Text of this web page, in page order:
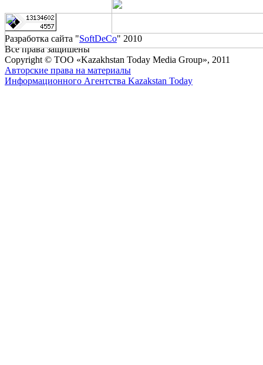
Разработка сайта "SoftDeCo" 2010
Все права защишены
Copyright © ТОО «Kazakhstan Today Media Group», 2011
Авторские права на материалы
Информационного Агентства Kazakstan Today